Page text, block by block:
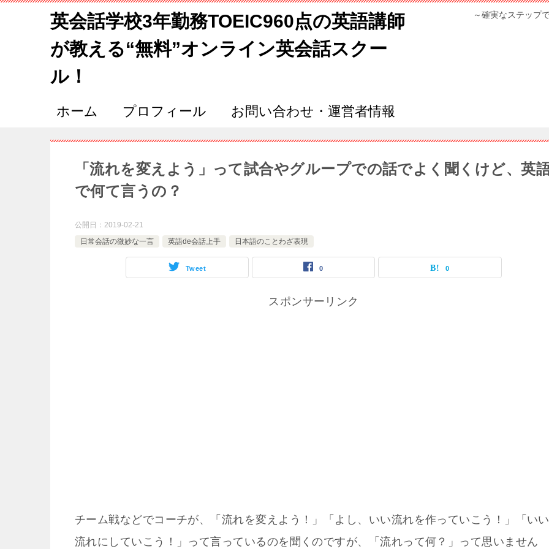
英会話学校3年勤務TOEIC960点の英語講師
が教える“無料”オンライン英会話スクー
ル！
～確実なステップ
ホーム プロフィール お問い合わせ・運営者情報
「流れを変えよう」って試合やグループでの話でよく聞くけど、英
で何て言うの？
公開日： 2019-02-21
日常会話の微妙な一言
英語de会話上手 日本語のことわざ表現
Tweet 0 0
スポンサーリンク
チーム戦などでコーチが、「流れを変えよう！」「よし、いい流れを作っていこう！」「いい
流れにしていこう！」って言っているのを聞くのですが、「流れって何？」って思いません